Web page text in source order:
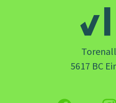
5617 BC